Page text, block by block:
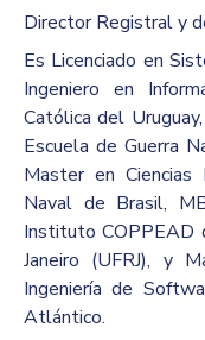
Director Registral y
Es Licenciado en
Ingeniero en
Católica del
Escuela de Guerra
Master en
Naval de Brasil,
Instituto COPPEAD
Janeiro (UFRJ), y
Ingeniería de
Atlántico.